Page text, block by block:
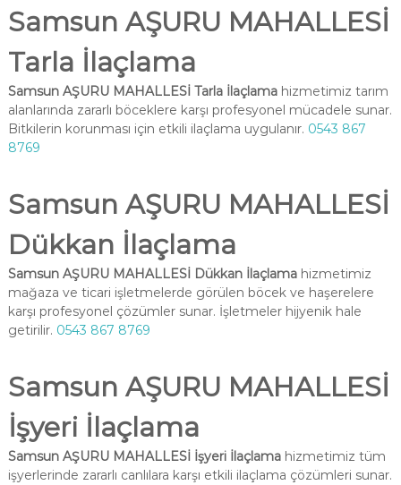
Samsun AŞURU MAHALLESİ
Tarla İlaçlama
Samsun AŞURU MAHALLESİ Tarla İlaçlamahizmetimiz tarım
alanlarında zararlı böceklere karşı profesyonel mücadele sunar.
Bitkilerin korunması için etkili ilaçlama uygulanır. 0543 867
8769
Samsun AŞURU MAHALLESİ
Dükkan İlaçlama
Samsun AŞURU MAHALLESİ Dükkan İlaçlamahizmetimiz
mağaza ve ticari işletmelerde görülen böcek ve haşerelere
karşı profesyonel çözümler sunar. İşletmeler hijyenik hale
getirilir. 0543 867 8769
Samsun AŞURU MAHALLESİ
İşyeri İlaçlama
Samsun AŞURU MAHALLESİ İşyeri İlaçlamahizmetimiz tüm
işyerlerinde zararlı canlılara karşı etkili ilaçlama çözümleri sunar.